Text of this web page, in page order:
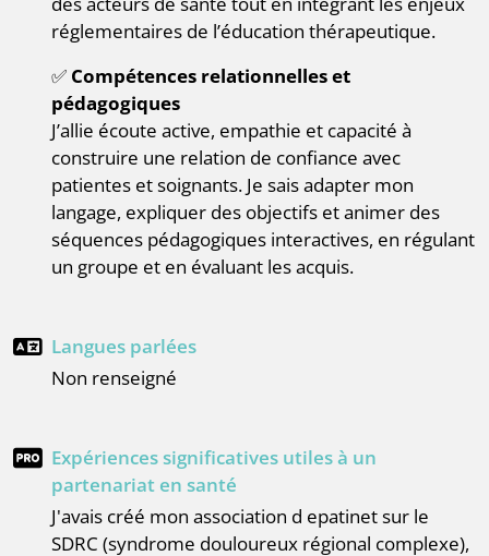
réglementaires de l’éducation thérapeutique.
✅ Compétences relationnelles et
pédagogiques
J’allie écoute active, empathie et capacité à
construire une relation de confiance avec
patientes et soignants. Je sais adapter mon
langage, expliquer des objectifs et animer des
séquences pédagogiques interactives, en régulant
un groupe et en évaluant les acquis.
Langues parlées
Non renseigné
Expériences significatives utiles à un
partenariat en santé
J'avais créé mon association d epatinet sur le
SDRC (syndrome douloureux régional complexe),